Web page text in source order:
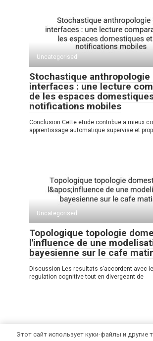
Uncategorised
Stochastique anthropologie
interfaces : une lecture
de les espaces
notifications mobiles
Conclusion Cette etude contribue a mieux
apprentissage automatique supervise et
Uncategorised
Topologique topologie
l'influence de une
bayesienne sur le cafe
Discussion Les resultats s’accordent avec
regulation cognitive tout en divergeant de
Этот сайт использует куки-файлы и другие